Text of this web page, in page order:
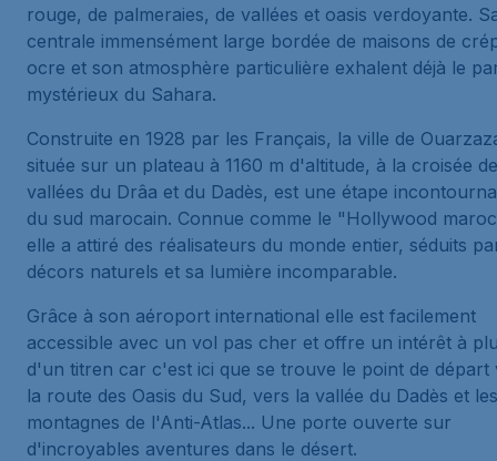
rouge, de palmeraies, de vallées et oasis verdoyante.
centrale immensément large bordée de maisons de
ocre et son atmosphère particulière exhalent déjà le
mystérieux du Sahara.
Construite en 1928 par les Français, la ville de
située sur un plateau à 1160 m d'altitude, à la croisée
vallées du Drâa et du Dadès, est une étape
du sud marocain. Connue comme le "Hollywood
elle a attiré des réalisateurs du monde entier, séduits
décors naturels et sa lumière incomparable.
Grâce à son aéroport international elle est facilement
accessible avec un vol pas cher et offre un intérêt à
d'un titren car c'est ici que se trouve le point de départ
la route des Oasis du Sud, vers la vallée du Dadès et les
montagnes de l'Anti-Atlas... Une porte ouverte sur
d'incroyables aventures dans le désert.